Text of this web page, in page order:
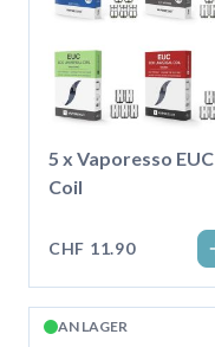
5 x Vaporesso EUC
Coil
CHF 11.90
AN LAGER